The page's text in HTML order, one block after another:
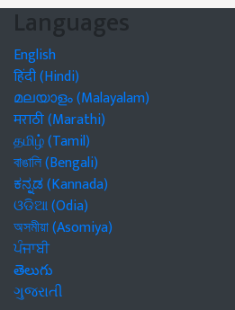
Languages
English
हिंदी (Hindi)
മലയാളം (Malayalam)
मराठी (Marathi)
தமிழ் (Tamil)
বাঙালি (Bengali)
ಕನ್ನಡ (Kannada)
ଓଡିଆ (Odia)
অসমীয়া (Asomiya)
ਪੰਜਾਬੀ
తెలుగు
ગુજરાતી